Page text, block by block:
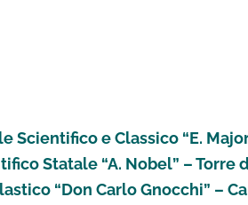
Scientifico e Classico “E.
Statale “A. Nobel” – Torre
“Don Carlo Gnocchi” –